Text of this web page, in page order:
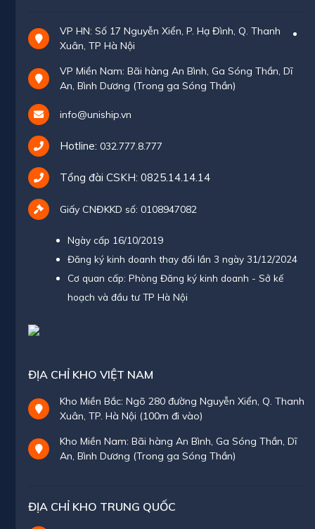
VP HN: Số 17 Nguyễn Xiển, P. Hạ Đình, Q. Thanh
Xuân, TP Hà Nội
VP Miền Nam: Bãi hàng An Bình, Ga Sóng Thần, Dĩ
An, Bình Dương (Trong ga Sóng Thần)
info@uniship.vn
Hotline: 032.777.8.777
Tổng đài CSKH: 0825.14.14.14
Giấy CNĐKKD số: 0108947082
Ngày cấp 16/10/2019
Đăng ký kinh doanh thay đổi lần 3 ngày 31/12/2024
Cơ quan cấp: Phòng Đăng ký kinh doanh - Sở kế
hoạch và đầu tư TP Hà Nội
ĐỊA CHỈ KHO VIỆT NAM
Kho Miền Bắc: Ngõ 280 đường Nguyễn Xiển, Q. Thanh
Xuân, TP. Hà Nội (100m đi vào)
Kho Miền Nam: Bãi hàng An Bình, Ga Sóng Thần, Dĩ
An, Bình Dương (Trong ga Sóng Thần)
ĐỊA CHỈ KHO TRUNG QUỐC